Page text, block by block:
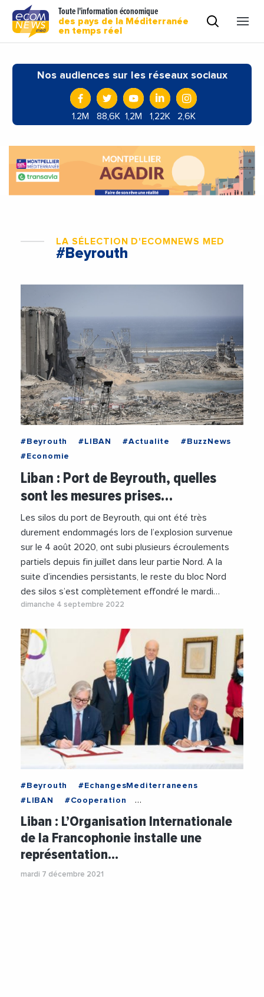
Toute l'information économique
des pays de la Méditerranée
en temps réel
Nos audiences sur les réseaux sociaux
1.2M 88,6K 1,2M 1,22K 2,6K
LA SÉLECTION D'ECOMNEWS MED
#Beyrouth
#Beyrouth #LIBAN #Actualite
#BuzzNews
#Economie
Liban : Port de Beyrouth, quelles
sont les mesures prises…
Les silos du port de Beyrouth, qui ont été très
durement endommagés lors de l’explosion survenue
sur le 4 août 2020, ont subi plusieurs écroulements
partiels depuis fin juillet dans leur partie Nord. A la
suite d’incendies persistants, le reste du bloc Nord
des silos s’est complètement effondré le mardi…
dimanche 4 septembre 2022
#Beyrouth
#EchangesMediterraneens
#LIBAN
#Cooperation
#CooperationInternationale
#Culture
#France
Liban : L’Organisation Internationale
de la Francophonie installe une
représentation…
mardi 7 décembre 2021